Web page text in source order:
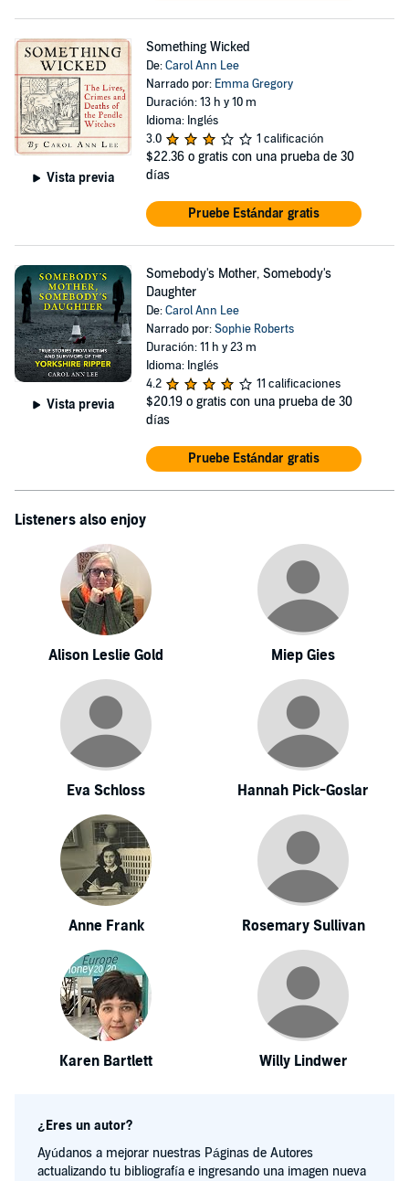
Vista previa
Something Wicked
De:Carol Ann Lee
Narrado por: Emma Gregory
Duración: 13 h y 10 m
Idioma: Inglés
3.0
1 calificación
$22.36 o gratis con una prueba de 30
días
Pruebe Estándar gratis
Vista previa
Somebody's Mother, Somebody's
Daughter
De:Carol Ann Lee
Narrado por:Sophie Roberts
Duración: 11 h y 23 m
Idioma: Inglés
4.2
11 calificaciones
$20.19 o gratis con una prueba de 30
días
Pruebe Estándar gratis
Listeners also enjoy
Alison Leslie Gold Miep Gies
Eva Schloss Hannah Pick-Goslar
Anne Frank Rosemary Sullivan
Karen Bartlett Willy Lindwer
¿Eres un autor?
Ayúdanos a mejorar nuestras Páginas de Autores
actualizando tu bibliografía e ingresando una imagen nueva